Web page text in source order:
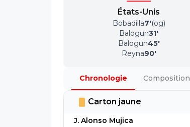
États-Unis
Bobadilla7'(og)
Balogun31'
Balogun45'
Reyna90'
Chronologie Composition
Carton jaune
J. Alonso Mujica